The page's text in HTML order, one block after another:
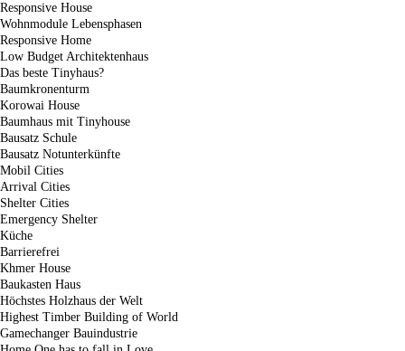
Responsive House
Wohnmodule Lebensphasen
Responsive Home
Low Budget Architektenhaus
Das beste Tinyhaus?
Baumkronenturm
Korowai House
Baumhaus mit Tinyhouse
Bausatz Schule
Bausatz Notunterkünfte
Mobil Cities
Arrival Cities
Shelter Cities
Emergency Shelter
Küche
Barrierefrei
Khmer House
Baukasten Haus
Höchstes Holzhaus der Welt
Highest Timber Building of World
Gamechanger Bauindustrie